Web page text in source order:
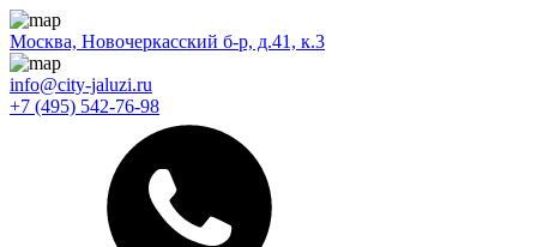
Москва, Новочеркасский б-р, д.41, к.3
info@city-jaluzi.ru
+7 (495) 542-76-98